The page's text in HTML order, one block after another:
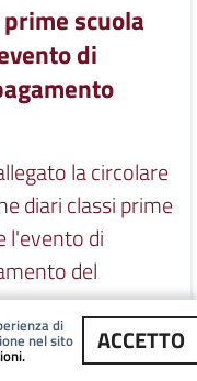
scuola
di
la circolare
diari classi prime
l'evento di
del
- Don Milani
di
nel sito ACCETTO